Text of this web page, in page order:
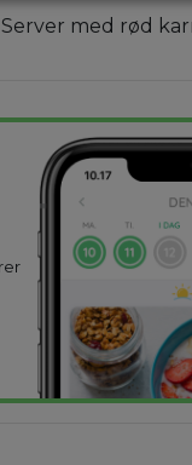
Server med rød